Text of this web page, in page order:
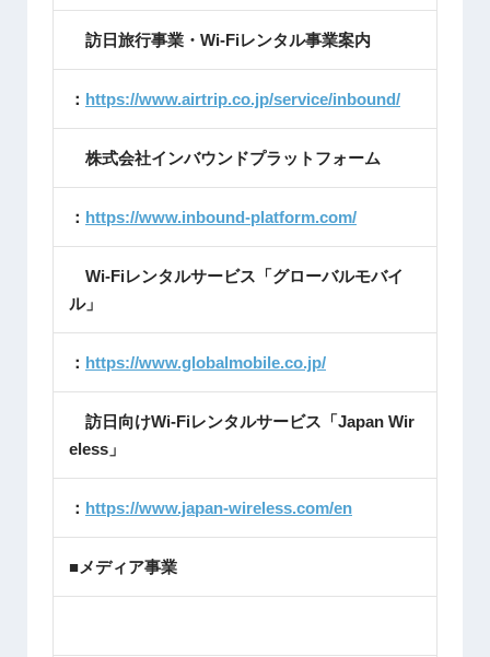
訪日旅行事業・Wi-Fiレンタル事業案内
： https://www.airtrip.co.jp/service/inbound/
株式会社インバウンドプラットフォーム
： https://www.inbound-platform.com/
Wi-Fiレンタルサービス「グローバルモバイ
ル」
： https://www.globalmobile.co.jp/
訪日向けWi-Fiレンタルサービス「Japan Wir
eless」
： https://www.japan-wireless.com/en
■メディア事業